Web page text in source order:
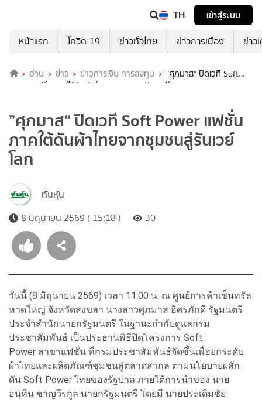
TH
เข้าสู่ระบบ
หน้าแรก
โควิด-19 ข่าวทั่วไทย ข่าวการเมือง ข่าว
อ่าน ข่าว ข่าวการเงิน การลงทุน
”ศุภมาส“ ปิดเวที Soft
Power แฟชั่นภาคใต้ดันผ้าไทยจากชุมชนสู่รันเวย์โลก
”ศุภมาส“ ปิดเวที Soft Power แฟชั่น
ภาคใต้ดันผ้าไทยจากชุมชนสู่รันเวย์
โลก
ทันหุ้น
8 มิถุนายน 2569 ( 15:18 )
30
วันนี้ (8 มิถุนายน 2569) เวลา 11.00 น. ณ ศูนย์การค้าเซ็นทรัล
หาดใหญ่ จังหวัดสงขลา นางสาวศุภมาส อิศรภักดี รัฐมนตรี
ประจำสำนักนายกรัฐมนตรี ในฐานะกำกับดูแลกรม
ประชาสัมพันธ์ เป็นประธานพิธีปิดโครงการ Soft
Power สาขาแฟชั่น ที่กรมประชาสัมพันธ์จัดขึ้นเพื่อยกระดับ
ผ้าไทยและผลิตภัณฑ์ชุมชนสู่ตลาดสากล ตามนโยบายผลัก
ดัน Soft Power ไทยของรัฐบาล ภายใต้การนำของ นาย
อนุทิน ชาญวีรกูล นายกรัฐมนตรี โดยมี นายประเดิมชัย